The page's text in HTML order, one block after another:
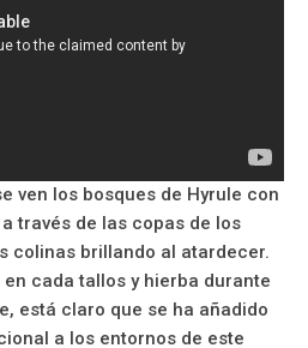
ven los bosques de Hyrule con
través de las copas de los
colinas brillando al atardecer.
cada tallos y hierba durante
está claro que se ha añadido
a los entornos de este